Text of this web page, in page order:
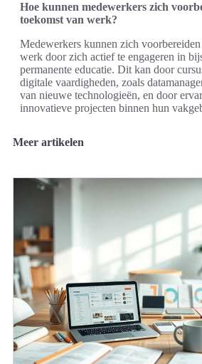
Hoe kunnen medewerkers zich
toekomst van werk?
Medewerkers kunnen zich
werk door zich actief te engageren in
permanente educatie. Dit kan door
digitale vaardigheden, zoals
van nieuwe technologieën, en door
innovatieve projecten binnen hun
Meer artikelen